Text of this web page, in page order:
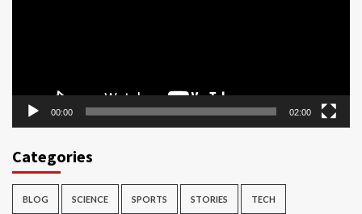
00:00 02:00
Categories
BLOG SCIENCE SPORTS STORIES TECH